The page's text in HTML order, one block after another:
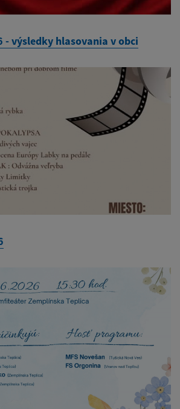
- výsledky hlasovania v obci